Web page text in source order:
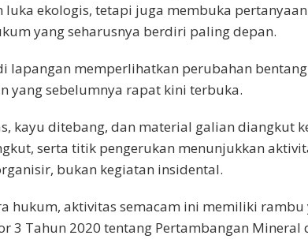
luka ekologis, tetapi juga membuka
yang seharusnya berdiri paling depan.
lapangan memperlihatkan perubahan
yang sebelumnya rapat kini terbuka.
kayu ditebang, dan material galian diangkut
serta titik pengerukan menunjukkan
bukan kegiatan insidental.
hukum, aktivitas semacam ini memiliki rambu
3 Tahun 2020 tentang Pertambangan Mineral